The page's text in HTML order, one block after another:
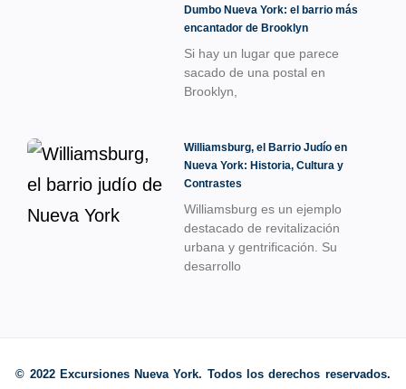
Dumbo Nueva York: el barrio más
encantador de Brooklyn
Si hay un lugar que parece
sacado de una postal en
Brooklyn,
Williamsburg, el Barrio Judío en
Nueva York: Historia, Cultura y
Contrastes
Williamsburg es un ejemplo
destacado de revitalización
urbana y gentrificación. Su
desarrollo
© 2022 Excursiones Nueva York. Todos los derechos reservados.